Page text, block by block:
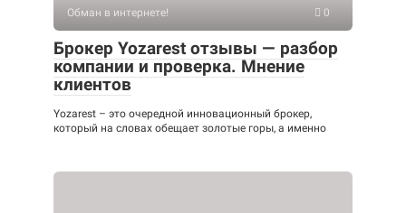
Обман в интернете! 0
Брокер Yozarest отзывы — разбор
компании и проверка. Мнение
клиентов
Yozarest – это очередной инновационный брокер,
который на словах обещает золотые горы, а именно